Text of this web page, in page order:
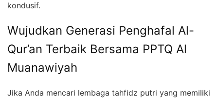
kondusif.
Wujudkan Generasi Penghafal Al-
Qur’an Terbaik Bersama PPTQ Al
Muanawiyah
Jika Anda mencari lembaga tahfidz putri yang memiliki